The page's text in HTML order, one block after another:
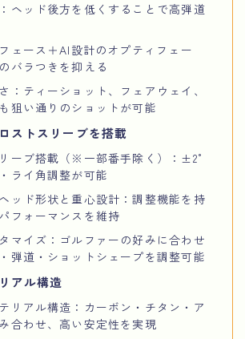
ヘッド後方を低くすることで高弾道
ェース＋AI設計のオプティフェー
バラつきを抑える
：ティーショット、フェアウェイ、
狙い通りのショットが可能
ストスリーブを搭載
ーブ搭載（※一部番手除く）：±2°
ライ角調整が可能
ッド形状と重心設計：調整機能を持
フォーマンスを維持
マイズ：ゴルファーの好みに合わせ
弾道・ショットシェープを調整可能
アル構造
リアル構造：カーボン・チタン・ア
合わせ、高い安定性を実現